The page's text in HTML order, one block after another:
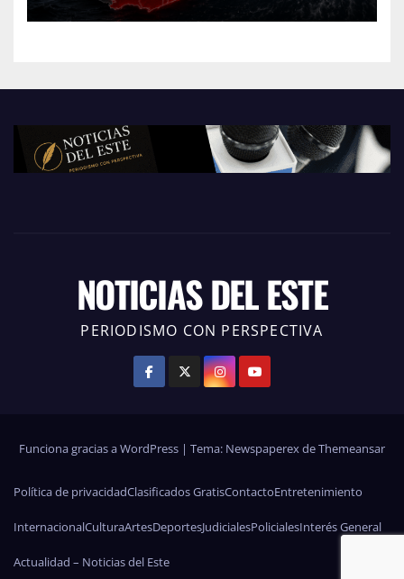
NOTICIAS DEL ESTE
PERIODISMO CON PERSPECTIVA
Funciona gracias a WordPress | Tema: Newspaperex deThemeansar
Política de privacidadClasificados GratisContactoEntretenimiento
InternacionalCulturaArtesDeportesJudicialesPolicialesInterés General
Actualidad – Noticias del Este